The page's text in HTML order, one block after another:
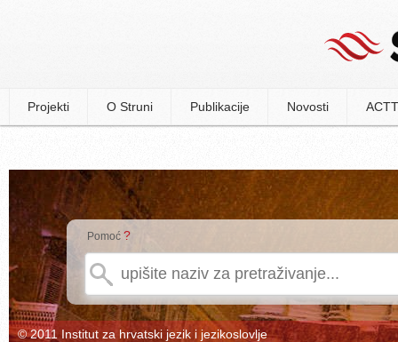
Projekti O Struni Publikacije Novosti
Pomoć ?
© 2011 Institut za hrvatski jezik i jezikoslovlje